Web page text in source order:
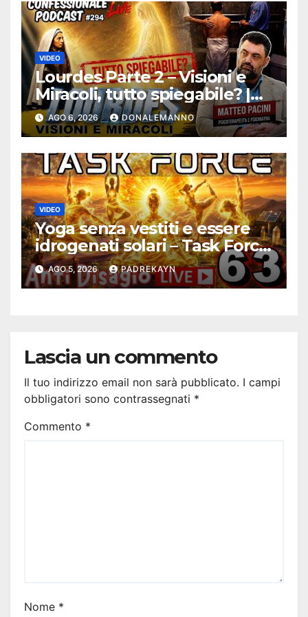
VIDEO
Lourdes Parte 2 – Visioni e
Miracoli, tutto spiegabile? |
Debunking |
#ConfessionalePodcast 294
AGO 6, 2026 DONALEMANNO
VIDEO
Yoga senza vestiti e essere
idrogenati solari – Task Force
Antidisagio ep. 63
AGO 5, 2026 PADREKAYN
Lascia un commento
Il tuo indirizzo email non sarà pubblicato. I campi
obbligatori sono contrassegnati *
Commento *
Nome *